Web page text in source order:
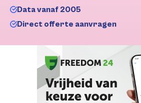
Data vanaf 2005
Direct offerte aanvragen